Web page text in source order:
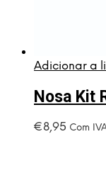
Adicionar a
Nosa Kit
€8,95 Com